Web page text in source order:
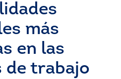
más
en las
de trabajo